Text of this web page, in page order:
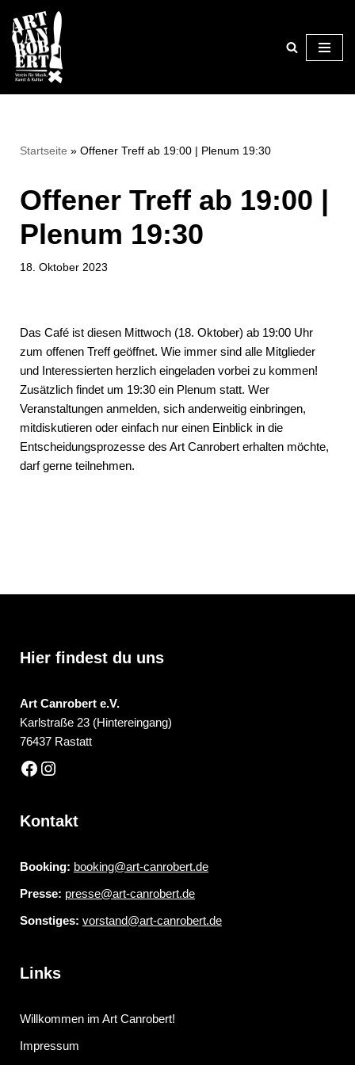
Zum
Inhalt
springen
Startseite » Offener Treff ab 19:00 | Plenum 19:30
Offener Treff ab 19:00 |
Plenum 19:30
18. Oktober 2023
Das Café ist diesen Mittwoch (18. Oktober) ab 19:00 Uhr
zum offenen Treff geöffnet. Wie immer sind alle Mitglieder
und Interessierten herzlich eingeladen vorbei zu kommen!
Zusätzlich findet um 19:30 ein Plenum statt. Wer
Veranstaltungen anmelden, sich anderweitig einbringen,
mitdiskutieren oder einfach nur einen Einblick in die
Entscheidungsprozesse des Art Canrobert erhalten möchte,
darf gerne teilnehmen.
Hier findest du uns
Art Canrobert e.V.
Karlstraße 23 (Hintereingang)
76437 Rastatt
Kontakt
Booking: booking@art-canrobert.de
Presse: presse@art-canrobert.de
Sonstiges: vorstand@art-canrobert.de
Links
Willkommen im Art Canrobert!
Impressum